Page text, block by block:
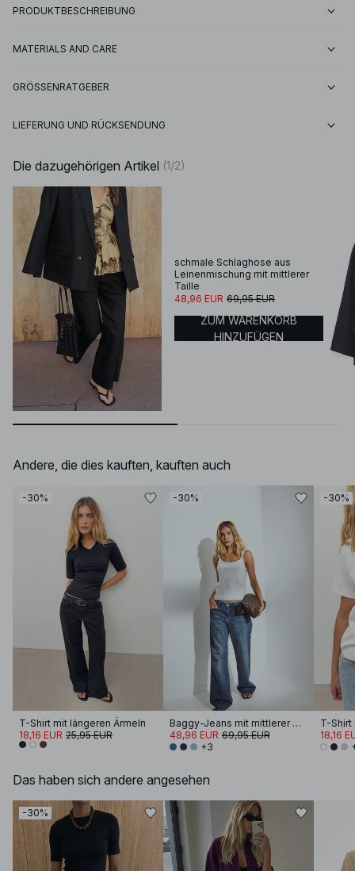
PRODUKTBESCHREIBUNG
MATERIALS AND CARE
GRÖSSENRATGEBER
LIEFERUNG UND RÜCKSENDUNG
Die dazugehörigen Artikel (1/2)
schmale Schlaghose aus
Leinenmischung mit mittlerer
Taille
48,96 EUR 69,95 EUR
ZUM WARENKORB
HINZUFÜGEN
Andere, die dies kauften, kauften auch
-30%
T-Shirt mit längeren Ärmeln
18,16 EUR 25,95 EUR
-30%
Baggy-Jeans mit mittlerer Taille
48,96 EUR 69,95 EUR
+3
-30%
18,16
Das haben sich andere angesehen
-30%